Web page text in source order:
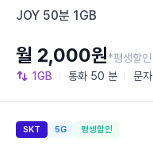
JOY 50분 1GB
1GB 통화 50 분 문자
월 2,000원*평생할인
SKT 5G 평생할인